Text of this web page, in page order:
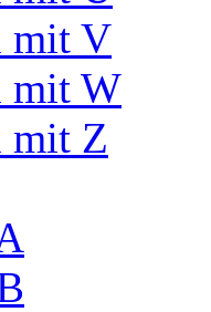
mit V
mit W
mit Z